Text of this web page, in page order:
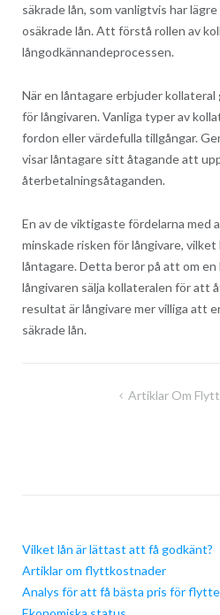
säkrade lån, som vanligtvis har
osäkrade lån. Att förstå rollen av
långodkännandeprocessen.
När en låntagare erbjuder
för långivaren. Vanliga typer av
fordon eller värdefulla tillgångar.
visar låntagare sitt åtagande att
återbetalningsåtaganden.
En av de viktigaste fördelarna med
minskade risken för långivare,
låntagare. Detta beror på att om
långivaren sälja kollateralen för att
resultat är långivare mer villiga att
säkrade lån.
Artiklar Om
Vilket lån är lättast att få godkänt?
Artiklar om flyttkostnader
Analys för att få bästa pris för